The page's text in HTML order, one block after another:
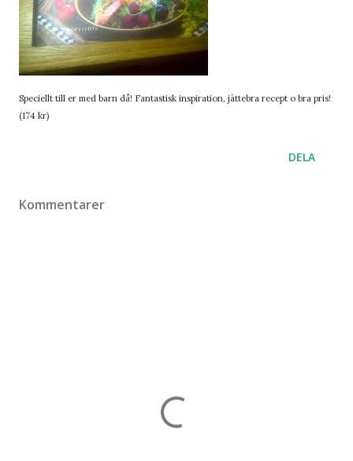
Speciellt till er med barn då! Fantastisk inspiration, jättebra recept o bra pris!
(174 kr)
DELA
Kommentarer